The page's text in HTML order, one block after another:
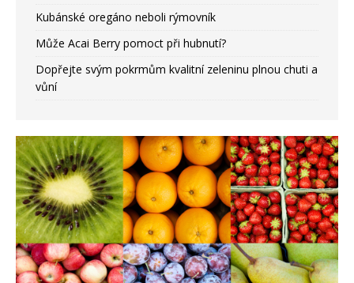
Kubánské oregáno neboli rýmovník
Může Acai Berry pomoct při hubnutí?
Dopřejte svým pokrmům kvalitní zeleninu plnou chuti a
vůní